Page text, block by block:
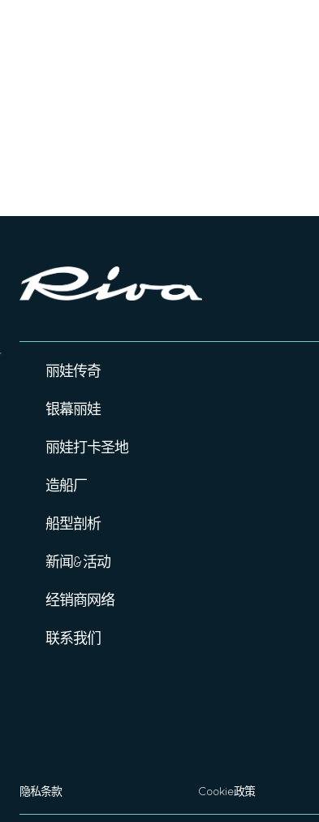
丽娃传奇
银幕丽娃
丽娃打卡圣地
造船厂
船型剖析
新闻&活动
经销商网络
联系我们
隐私条款 Cookie政策